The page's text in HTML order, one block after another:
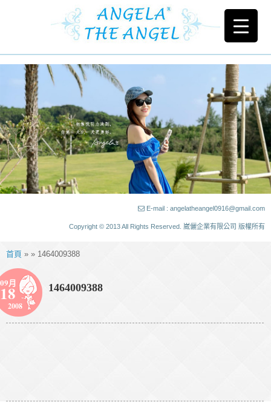
E-mail : angelatheangel0916@gmail.com
Copyright © 2013 All Rights Reserved. 崴儷企業有限公司 版權所有
首頁 » » 1464009388
09月
18
2008
1464009388